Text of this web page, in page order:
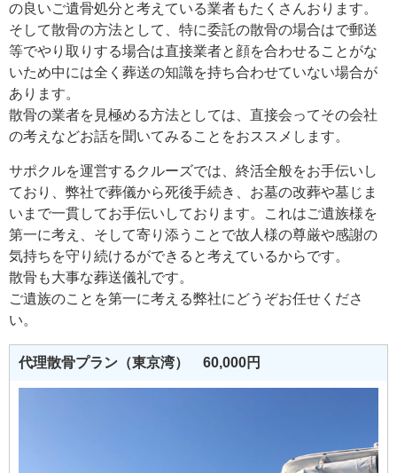
の良いご遺骨処分と考えている業者もたくさんおります。
そして散骨の方法として、特に委託の散骨の場合はで郵送
等でやり取りする場合は直接業者と顔を合わせることがな
いため中には全く葬送の知識を持ち合わせていない場合が
あります。
散骨の業者を見極める方法としては、直接会ってその会社
の考えなどお話を聞いてみることをおススメします。
サポクルを運営するクルーズでは、終活全般をお手伝いし
ており、弊社で葬儀から死後手続き、お墓の改葬や墓じま
いまで一貫してお手伝いしております。これはご遺族様を
第一に考え、そして寄り添うことで故人様の尊厳や感謝の
気持ちを守り続けるができると考えているからです。
散骨も大事な葬送儀礼です。
ご遺族のことを第一に考える弊社にどうぞお任せくださ
い。
代理散骨プラン（東京湾） 60,000円